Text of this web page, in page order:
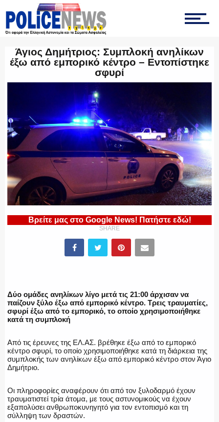
ΤΡΟΧΑΙΑ
ΟΜΑΔΑ “Ζ”
ΕΚΑΜ
ΥΑΤ/ΥΜΕΤ
ΠΥΡΟΣΒΕΣΤΙΚΗ
ΛΙΜΕΝΙΚΟ
ΕΝΟΠΛΕΣ ΔΥΝΑΜΕΙΣ
Άγιος Δημήτριος: Συμπλοκή ανηλίκων
έξω από εμπορικό κέντρο – Εντοπίστηκε
σφυρί
Βρείτε μας στο Google News! Πατήστε εδώ!
SHARE
Δύο ομάδες ανηλίκων λίγο μετά τις 21:00 άρχισαν να
παίζουν ξύλο έξω από εμπορικό κέντρο. Τρεις τραυματίες,
σφυρί έξω από το εμπορικό, το οποίο χρησιμοποιήθηκε
κατά τη συμπλοκή
Από τις έρευνες της ΕΛ.ΑΣ. βρέθηκε έξω από το εμπορικό
κέντρο σφυρί, το οποίο χρησιμοποιήθηκε κατά τη διάρκεια της
συμπλοκής των ανηλίκων έξω από εμπορικό κέντρο στον Άγιο
Δημήτριο.
Οι πληροφορίες αναφέρουν ότι από τον ξυλοδαρμό έχουν
τραυματιστεί τρία άτομα, με τους αστυνομικούς να έχουν
εξαπολύσει ανθρωποκυνηγητό για τον εντοπισμό και τη
σύλληψη των δραστών.